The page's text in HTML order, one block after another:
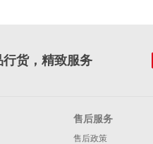
行货，精致服务
售后服务
售后政策